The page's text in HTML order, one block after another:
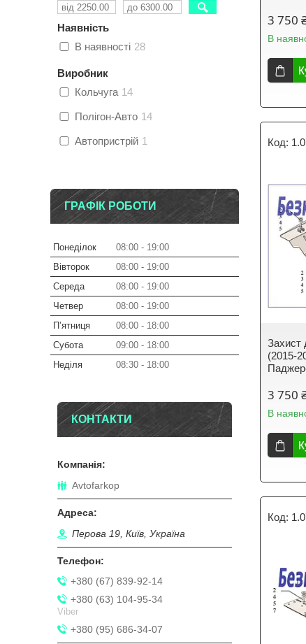
3 750
В
Захист
(2015-
3 750
В
Наявність
В наявності 28
Виробник
Кольчуга 14
Полігон-Авто 14
Автопристрій 1
ГРАФІК РОБОТИ
Понеділок 08:00
19:00
Вівторок
08:00
19:00
Середа
08:00
19:00
Четвер
08:00
19:00
Пʼятниця
08:00
18:00
Субота
09:00
18:00
Неділя
08:30 18:00
КОНТАКТИ
Avtofarkop
Перова 19, Київ, Україна
+380 (67) 839-92-14
+380 (63) 104-95-34
Viber
+380 (95) 686-34-07